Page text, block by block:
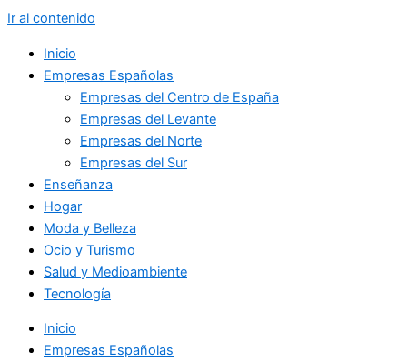
Ir al contenido
Inicio
Empresas Españolas
Empresas del Centro de España
Empresas del Levante
Empresas del Norte
Empresas del Sur
Enseñanza
Hogar
Moda y Belleza
Ocio y Turismo
Salud y Medioambiente
Tecnología
Inicio
Empresas Españolas